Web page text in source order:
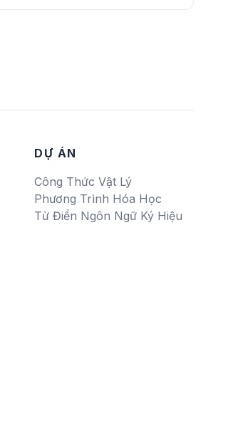
DỰ ÁN
Công Thức Vật Lý
Phương Trình Hóa Học
Từ Điển Ngôn Ngữ Ký Hiệu